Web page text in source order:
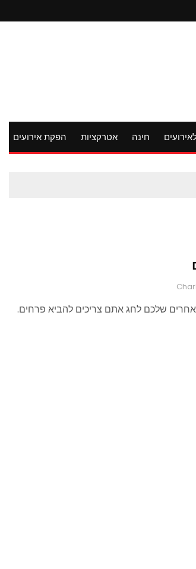
חינה אטרקציות הפקת אירועים
שלכם לחג אתם צריכים להביא פרחים.